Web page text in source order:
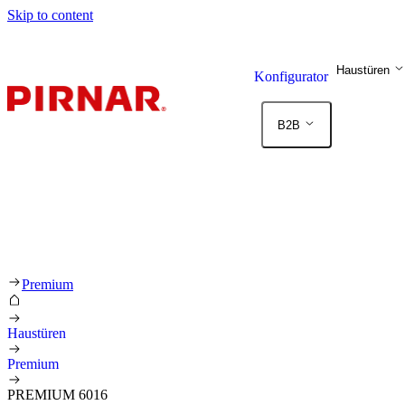
Skip to content
Konfigurator Haustüren
B2B
Premium
Haustüren
Premium
PREMIUM 6016